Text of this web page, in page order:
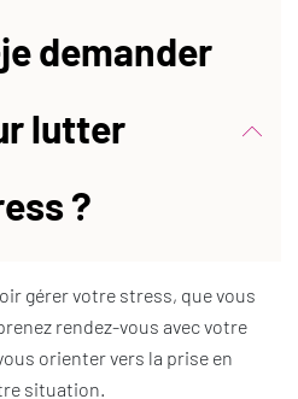
demander
lutter
?
gérer votre stress, que vous
rendez-vous avec votre
orienter vers la prise en
situation.